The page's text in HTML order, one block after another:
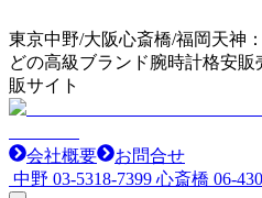
東京中野/大阪心斎橋/福岡天神
どの高級ブランド腕時計格安
販サイト
会社概要
お問合せ
中野 03-5318-7399 心斎橋 06-